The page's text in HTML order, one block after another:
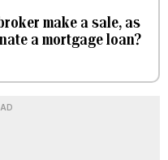
make a sale, as
a mortgage loan?